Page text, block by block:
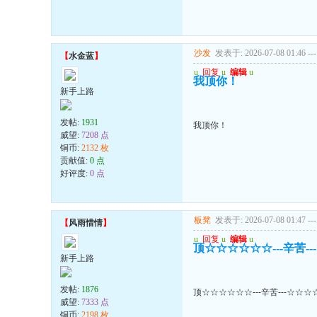
【水金蓝】
新手上路
发帖: 1931
威望: 7208 点
铜币: 2132 枚
贡献值: 0 点
好评度: 0 点
沙发 发表于: 2026-07-08 01:46 ---
u 回复 u 编辑 u
我顶你！
我顶你！
【风雨惜情】
新手上路
发帖: 1876
威望: 7333 点
铜币: 2198 枚
板凳 发表于: 2026-07-08 01:47 ---
u 回复 u 编辑 u
顶☆☆☆☆☆☆---辛苦
顶☆☆☆☆☆☆---辛苦---